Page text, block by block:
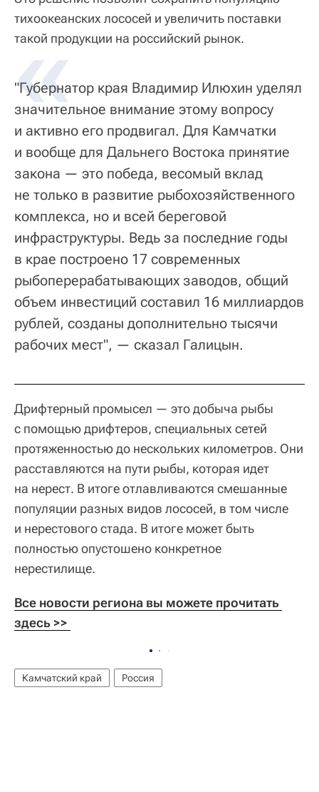
тихоокеанских лососей и увеличить поставки
такой продукции на российский рынок.
"Губернатор края Владимир Илюхин уделял
значительное внимание этому вопросу
и активно его продвигал. Для Камчатки
и вообще для Дальнего Востока принятие
закона — это победа, весомый вклад
не только в развитие рыбохозяйственного
комплекса, но и всей береговой
инфраструктуры. Ведь за последние годы
в крае построено 17 современных
рыбоперерабатывающих заводов, общий
объем инвестиций составил 16 миллиардов
рублей, созданы дополнительно тысячи
рабочих мест", — сказал Галицын.
Дрифтерный промысел — это добыча рыбы
с помощью дрифтеров, специальных сетей
протяженностью до нескольких километров. Они
расставляются на пути рыбы, которая идет
на нерест. В итоге отлавливаются смешанные
популяции разных видов лососей, в том числе
и нерестового стада. В итоге может быть
полностью опустошено конкретное
нерестилище.
Все новости региона вы можете прочитать
здесь >>
Камчатский край Россия